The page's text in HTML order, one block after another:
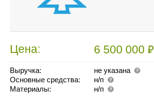
Цена: 6 500 000₽
Выручка:
не указана
Основные средства:
н/п
Материалы:
н/п